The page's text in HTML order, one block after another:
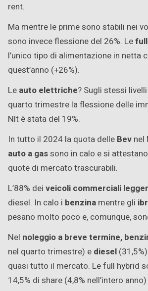
rent.
Ma mentre le prime sono stabili nei
sono invece flessione del 26%. Le
l’unico tipo di alimentazione in netta
quest’anno (+26%).
Le auto elettriche? Sugli stessi
quarto trimestre la flessione delle
Nlt è stata del 19%.
In tutto il 2024 la quota delle Bev nel
auto a gassono in calo e si
quote di mercato trascurabili.
L’88% dei veicoli commerciali
diesel. In calo i benzina mentre gli
pesano molto poco e, comunque,
Nel noleggio a breve termine,
nel quarto trimestre) e diesel
quasi tutto il mercato. Le full hybrid
14,5% di share (4,8% nell’intero